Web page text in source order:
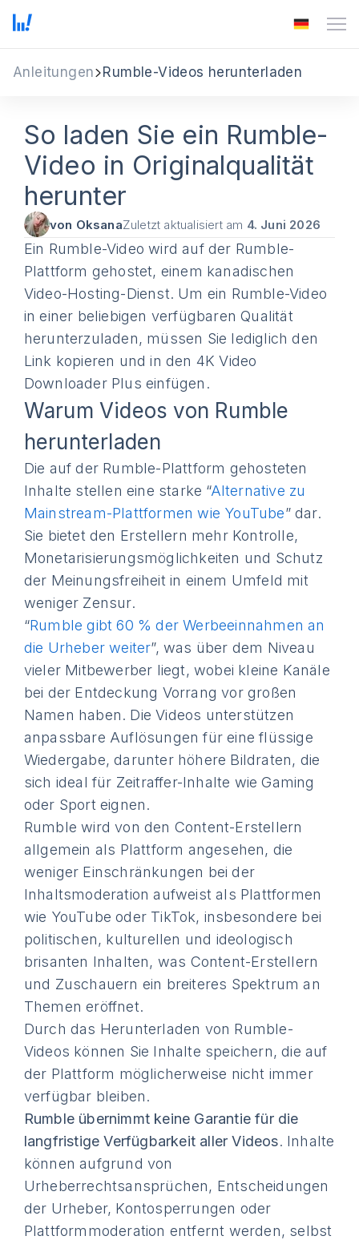
Anleitungen Rumble-Videos herunterladen
So laden Sie ein Rumble-
Video in Originalqualität
herunter
von OksanaZuletzt aktualisiert am 4. Juni 2026
Ein Rumble-Video wird auf der Rumble-
Plattform gehostet, einem kanadischen
Video-Hosting-Dienst. Um ein Rumble-Video
in einer beliebigen verfügbaren Qualität
herunterzuladen, müssen Sie lediglich den
Link kopieren und in den 4K Video
Downloader Plus einfügen.
Warum Videos von Rumble
herunterladen
Die auf der Rumble-Plattform gehosteten
Inhalte stellen eine starke “Alternative zu
Mainstream-Plattformen wie YouTube” dar.
Sie bietet den Erstellern mehr Kontrolle,
Monetarisierungsmöglichkeiten und Schutz
der Meinungsfreiheit in einem Umfeld mit
weniger Zensur.
“Rumble gibt 60 % der Werbeeinnahmen an
die Urheber weiter”, was über dem Niveau
vieler Mitbewerber liegt, wobei kleine Kanäle
bei der Entdeckung Vorrang vor großen
Namen haben. Die Videos unterstützen
anpassbare Auflösungen für eine flüssige
Wiedergabe, darunter höhere Bildraten, die
sich ideal für Zeitraffer-Inhalte wie Gaming
oder Sport eignen.
Rumble wird von den Content-Erstellern
allgemein als Plattform angesehen, die
weniger Einschränkungen bei der
Inhaltsmoderation aufweist als Plattformen
wie YouTube oder TikTok, insbesondere bei
politischen, kulturellen und ideologisch
brisanten Inhalten, was Content-Erstellern
und Zuschauern ein breiteres Spektrum an
Themen eröffnet.
Durch das Herunterladen von Rumble-
Videos können Sie Inhalte speichern, die auf
der Plattform möglicherweise nicht immer
verfügbar bleiben.
Rumble übernimmt keine Garantie für die
langfristige Verfügbarkeit aller Videos. Inhalte
können aufgrund von
Urheberrechtsansprüchen, Entscheidungen
der Urheber, Kontosperrungen oder
Plattformmoderation entfernt werden, selbst